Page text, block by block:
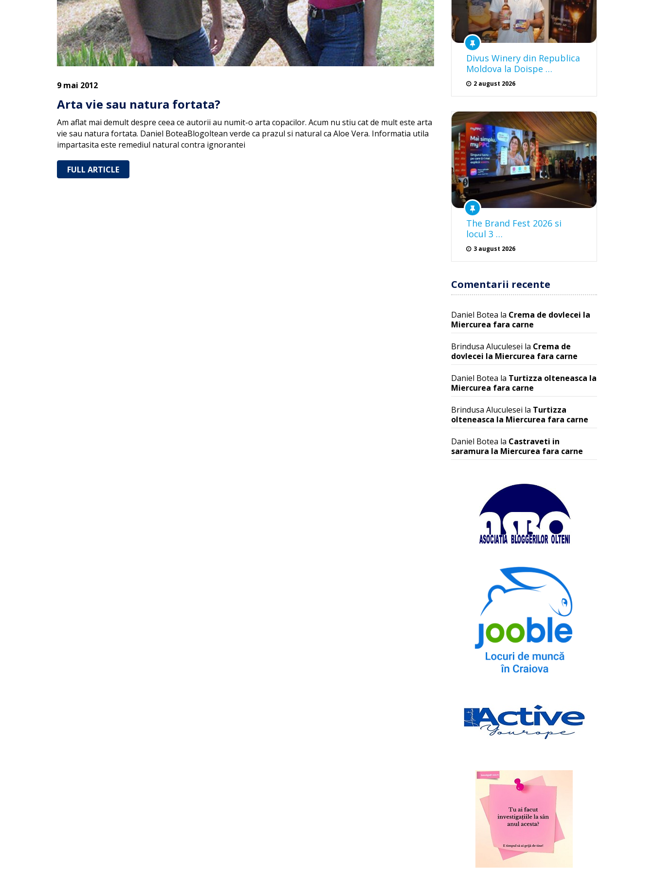
9 mai 2012
Arta vie sau natura fortata?
Am aflat mai demult despre ceea ce autorii au numit-o arta copacilor. Acum nu stiu cat de mult este arta
vie sau natura fortata. Daniel BoteaBlogoltean verde ca prazul si natural ca Aloe Vera. Informatia utila
impartasita este remediul natural contra ignorantei
FULL ARTICLE
Divus Winery din Republica
Moldova la Doispe …
2 august 2026
The Brand Fest 2026 si
locul 3 …
3 august 2026
Comentarii recente
Daniel Botea la Crema de dovlecei la
Miercurea fara carne
Brindusa Aluculesei la Crema de
dovlecei la Miercurea fara carne
Daniel Botea la Turtizza olteneasca la
Miercurea fara carne
Brindusa Aluculesei la Turtizza
olteneasca la Miercurea fara carne
Daniel Botea la Castraveti in
saramura la Miercurea fara carne